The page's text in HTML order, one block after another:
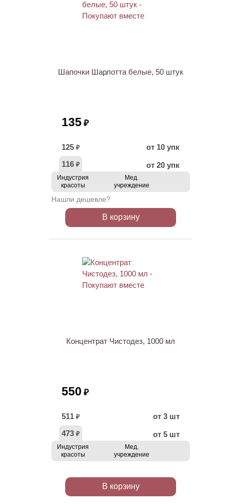
Шапочки Шарлотта белые, 50 штук
135 ₽
125 ₽
от 10 упк
116 ₽ от 20 упк
Индустрия
красоты
Мед.
учреждение
Нашли дешевле?
В корзину
Концентрат Чистодез, 1000 мл
550 ₽
511 ₽
от 3 шт
473 ₽ от 5 шт
Индустрия
красоты
Мед.
учреждение
В корзину